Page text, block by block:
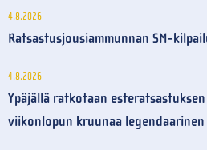
4.8.2026
Ratsastusjousiammunnan SM-
4.8.2026
Ypäjällä ratkotaan
viikonlopun kruunaa